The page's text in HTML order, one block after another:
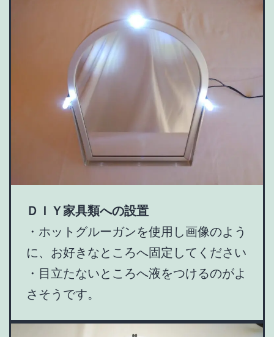
ＤＩＹ家具類への設置
・ホットグルーガンを使用し画像のよう
に、お好きなところへ固定してください
・目立たないところへ液をつけるのがよ
さそうです。